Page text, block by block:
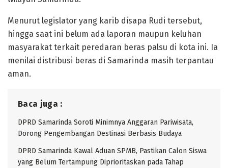
Menurut legislator yang karib disapa Rudi tersebut,
hingga saat ini belum ada laporan maupun keluhan
masyarakat terkait peredaran beras palsu di kota ini. Ia
menilai distribusi beras di Samarinda masih terpantau
aman.
Baca juga :
DPRD Samarinda Soroti Minimnya Anggaran Pariwisata,
Dorong Pengembangan Destinasi Berbasis Budaya
DPRD Samarinda Kawal Aduan SPMB, Pastikan Calon Siswa
yang Belum Tertampung Diprioritaskan pada Tahap